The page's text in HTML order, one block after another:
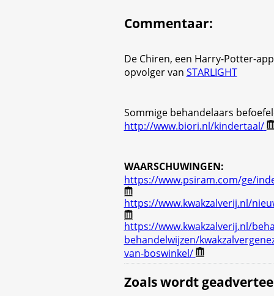
Commentaar:
De Chiren, een Harry-Potter-
opvolger van STARLIGHT
Sommige behandelaars
http://www.biori.nl/kindertaal/
WAARSCHUWINGEN:
https://www.psiram.com/ge/
https://www.kwakzalverij.nl/
https://www.kwakzalverij.nl/
behandelwijzen/
van-boswinkel/
Zoals wordt